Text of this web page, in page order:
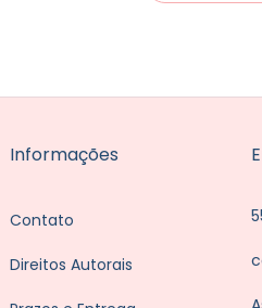
Informações
Contato
Direitos Autorais